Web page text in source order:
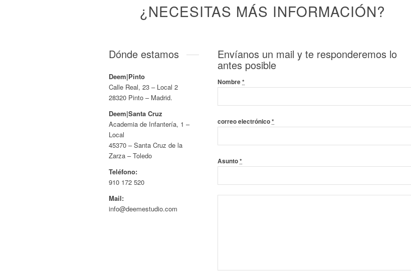
¿NECESITAS MÁS INFORMACIÓN?
Dónde estamos
Deem|Pinto
Calle Real, 23 – Local 2
28320 Pinto – Madrid.
Deem|Santa Cruz
Academia de Infantería, 1 –
Local
45370 – Santa Cruz de la
Zarza – Toledo
Teléfono:
910 172 520
Mail:
info@deemestudio.com
Envíanos un mail y te responderemos lo
antes posible
Nombre*
correo electrónico*
Asunto*